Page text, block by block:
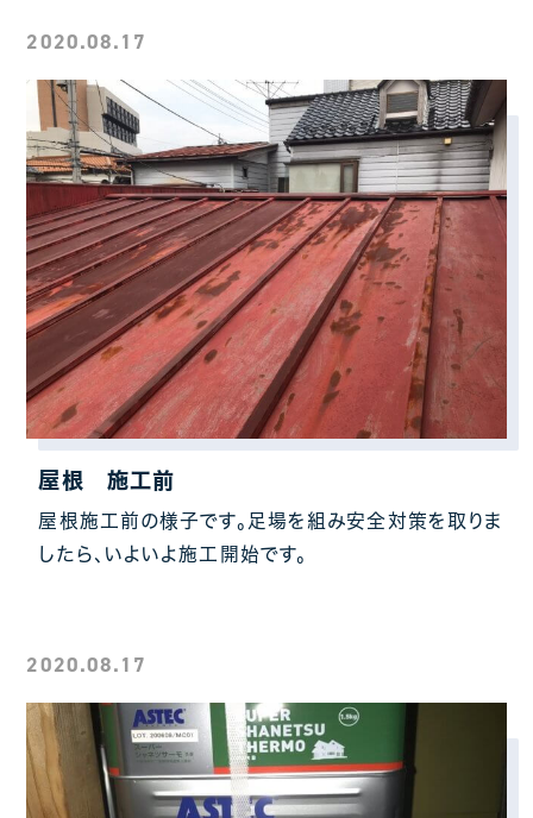
2020.08.17
屋根 施工前
屋根施工前の様子です。足場を組み安全対策を取りま
したら、いよいよ施工開始です。
2020.08.17